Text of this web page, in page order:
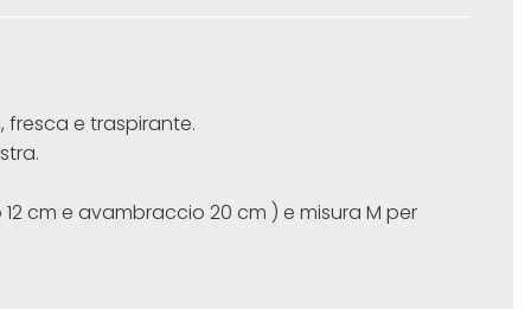
e traspirante.
cm e avambraccio 20 cm ) e misura M per